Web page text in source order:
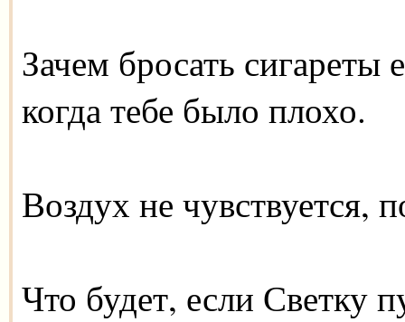
Зачем бросать сигареты
когда тебе было плохо.
Воздух не чувствуется,
Что будет, если Светку